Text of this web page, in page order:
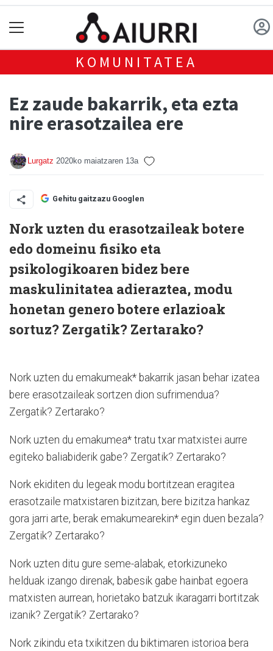
KOMUNITATEA
Ez zaude bakarrik, eta ezta
nire erasotzailea ere
Lurgatz 2020ko maiatzaren 13a
Gehitu gaitzazu Googlen
Nork uzten du erasotzaileak botere
edo domeinu fisiko eta
psikologikoaren bidez bere
maskulinitatea adieraztea, modu
honetan genero botere erlazioak
sortuz? Zergatik? Zertarako?
Nork uzten du emakumeak* bakarrik jasan behar izatea
bere erasotzaileak sortzen dion sufrimendua?
Zergatik? Zertarako?
Nork uzten du emakumea* tratu txar matxistei aurre
egiteko baliabiderik gabe? Zergatik? Zertarako?
Nork ekiditen du legeak modu bortitzean eragitea
erasotzaile matxistaren bizitzan, bere bizitza hankaz
gora jarri arte, berak emakumearekin* egin duen bezala?
Zergatik? Zertarako?
Nork uzten ditu gure seme-alabak, etorkizuneko
helduak izango direnak, babesik gabe hainbat egoera
matxisten aurrean, horietako batzuk ikaragarri bortitzak
izanik? Zergatik? Zertarako?
Nork zikindu eta txikitzen du biktimaren istorioa bera